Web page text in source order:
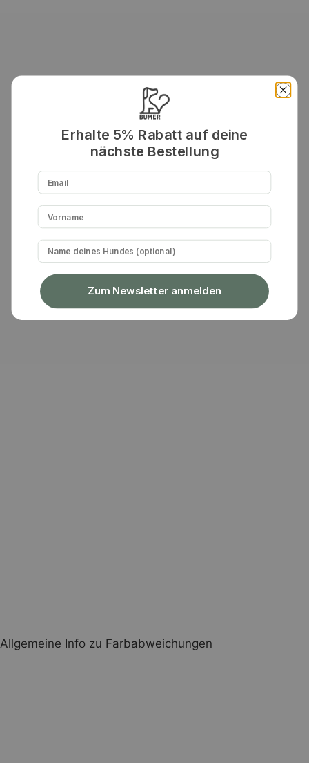
Allgemeine Info zu Farbabweichungen
Erhalte 5% Rabatt auf deine
nächste Bestellung
Email
Vorname
Hundename
Zum Newsletter anmelden